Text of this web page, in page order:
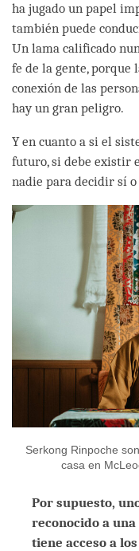
ha jugado un papel
también puede
Un lama calificado
fe de la gente, porque
conexión de las
hay un gran peligro.
Y en cuanto a si el
futuro, si debe existir
nadie para decidir sí o
Serkong Rinpoche
casa en
Por supuesto,
reconocido a
tiene acceso a